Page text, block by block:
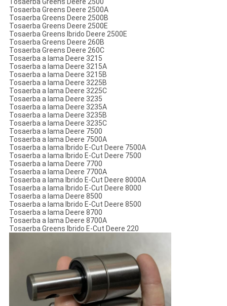
Tosaerba Greens Deere 2500
Tosaerba Greens Deere 2500A
Tosaerba Greens Deere 2500B
Tosaerba Greens Deere 2500E
Tosaerba Greens Ibrido Deere 2500E
Tosaerba Greens Deere 260B
Tosaerba Greens Deere 260C
Tosaerba a lama Deere 3215
Tosaerba a lama Deere 3215A
Tosaerba a lama Deere 3215B
Tosaerba a lama Deere 3225B
Tosaerba a lama Deere 3225C
Tosaerba a lama Deere 3235
Tosaerba a lama Deere 3235A
Tosaerba a lama Deere 3235B
Tosaerba a lama Deere 3235C
Tosaerba a lama Deere 7500
Tosaerba a lama Deere 7500A
Tosaerba a lama Ibrido E-Cut Deere 7500A
Tosaerba a lama Ibrido E-Cut Deere 7500
Tosaerba a lama Deere 7700
Tosaerba a lama Deere 7700A
Tosaerba a lama Ibrido E-Cut Deere 8000A
Tosaerba a lama Ibrido E-Cut Deere 8000
Tosaerba a lama Deere 8500
Tosaerba a lama Ibrido E-Cut Deere 8500
Tosaerba a lama Deere 8700
Tosaerba a lama Deere 8700A
Tosaerba Greens Ibrido E-Cut Deere 220